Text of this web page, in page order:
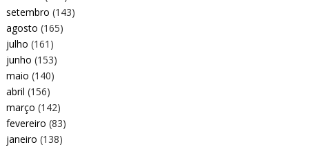
setembro (143)
agosto (165)
julho (161)
junho (153)
maio (140)
abril (156)
março (142)
fevereiro (83)
janeiro (138)